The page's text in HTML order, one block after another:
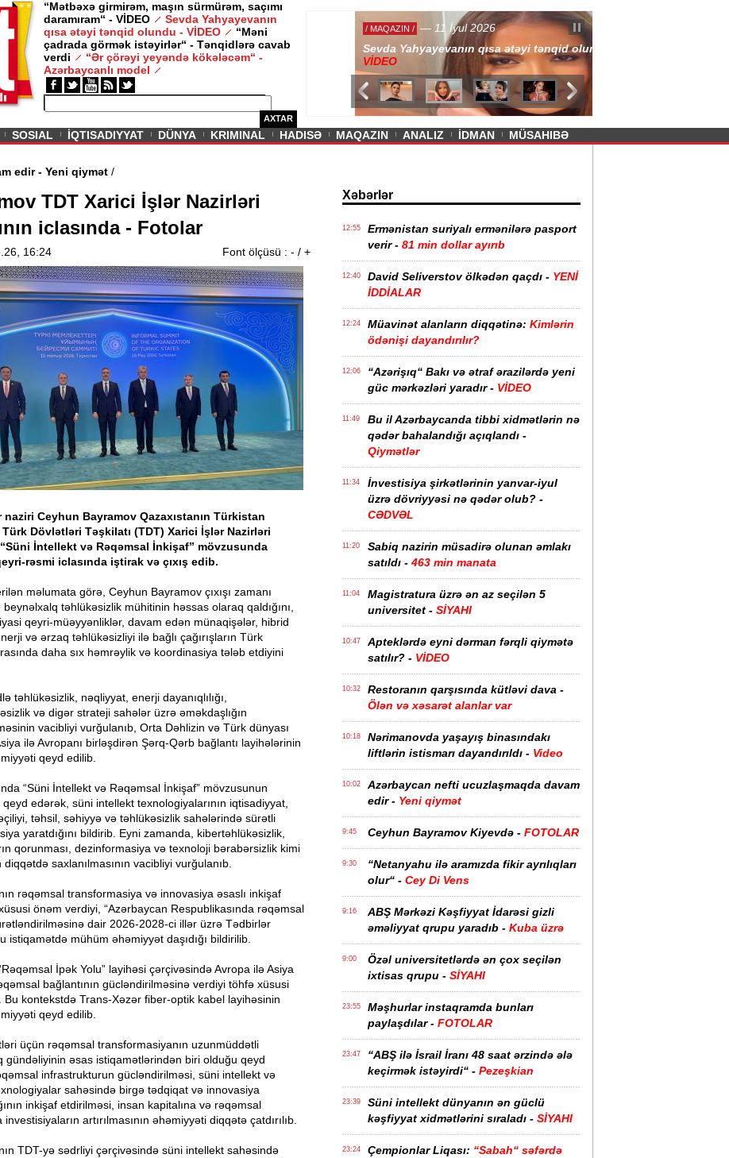
“Mətbəxə girmirəm, maşın sürmürəm, saçımı
daramıram“ - VİDEO
Sevda Yahyayevanın
qısa ətəyi tənqid olundu - VİDEO
“Məni
çadrada görmək istəyirlər“ - Tənqidlərə cavab
verdi
“Ər çörəyi yeyəndə kökələcəm“ -
Azərbaycanlı model
AXTAR
/ MAQAZIN / — 11 İyul 2026
Sevda Yahyayevanın qısa ətəyi tənqid olundu -
SOSIAL İQTISADIYYAT DÜNYA KRIMINAL HADISƏ MAQAZIN ANALIZ İDMAN MÜSAHIBƏ
davam edir - Yeni qiymət
TDT Xarici İşlər Nazirləri
iclasında - Fotolar
16:24 Font ölçüsü : - / +
naziri Ceyhun Bayramov Qazaxıstanın Türkistan
Dövlətləri Təşkilatı (TDT) Xarici İşlər Nazirləri
“Süni İntellekt və Rəqəmsal İnkişaf” mövzusunda
rəsmi iclasında iştirak və çıxış edib.
məlumata görə, Ceyhun Bayramov çıxışı zamanı
təhlükəsizlik mühitinin həssas olaraq qaldığını,
qeyri-müəyyənliklər, davam edən münaqişələr, hibrid
və ərzaq təhlükəsizliyi ilə bağlı çağırışların Türk
daha sıx həmrəylik və koordinasiya tələb etdiyini
təhlükəsizlik, nəqliyyat, enerji dayanıqlılığı,
və digər strateji sahələr üzrə əməkdaşlığın
vacibliyi vurğulanıb, Orta Dəhlizin və Türk dünyası
ilə Avropanı birləşdirən Şərq-Qərb bağlantı layihələrinin
qeyd edilib.
“Süni İntellekt və Rəqəmsal İnkişaf” mövzusunun
qeyd edərək, süni intellekt texnologiyalarının iqtisadiyyat,
təhsil, səhiyyə və təhlükəsizlik sahələrində sürətli
yaratdığını bildirib. Eyni zamanda, kibertəhlükəsizlik,
qorunması, dezinformasiya və texnoloji bərabərsizlik kimi
diqqətdə saxlanılmasının vacibliyi vurğulanıb.
rəqəmsal transformasiya və innovasiya əsaslı inkişaf
önəm verdiyi, “Azərbaycan Respublikasında rəqəmsal
dair 2026-2028-ci illər üzrə Tədbirlər
istiqamətdə mühüm əhəmiyyət daşıdığı bildirilib.
İpək Yolu” layihəsi çərçivəsində Avropa ilə Asiya
bağlantının gücləndirilməsinə verdiyi töhfə xüsusi
Bu kontekstdə Trans-Xəzər fiber-optik kabel layihəsinin
qeyd edilib.
üçün rəqəmsal transformasiyanın uzunmüddətli
gündəliyinin əsas istiqamətlərindən biri olduğu qeyd
infrastrukturun gücləndirilməsi, süni intellekt və
sahəsində birgə tədqiqat və innovasiya
inkişaf etdirilməsi, insan kapitalına və rəqəmsal
investisiyaların artırılmasının əhəmiyyəti diqqətə çatdırılıb.
TDT-yə sədrliyi çərçivəsində süni intellekt sahəsində
Xəbərlər
12:55
Ermənistan suriyalı ermənilərə pasport
verir - 81 min dollar ayırıb
12:40 David Seliverstov ölkədən qaçdı - YENİ
İDDİALAR
12:24 Müavinət alanların diqqətinə: Kimlərin
ödənişi dayandırılır?
12:06
“Azərişıq“ Bakı və ətraf ərazilərdə yeni
güc mərkəzləri yaradır - VİDEO
11:49
Bu il Azərbaycanda tibbi xidmətlərin nə
qədər bahalandığı açıqlandı -
Qiymətlər
11:34
İnvestisiya şirkətlərinin yanvar-iyul
üzrə dövriyyəsi nə qədər olub? -
CƏDVƏL
11:20
Sabiq nazirin müsadirə olunan əmlakı
satıldı - 463 min manata
11:04
Magistratura üzrə ən az seçilən 5
universitet - SİYAHI
10:47
Apteklərdə eyni dərman fərqli qiymətə
satılır? - VİDEO
10:32
Restoranın qarşısında kütləvi dava -
Ölən və xəsarət alanlar var
10:18
Nərimanovda yaşayış binasındakı
liftlərin istismarı dayandırıldı - Video
10:02
Azərbaycan nefti ucuzlaşmaqda davam
edir - Yeni qiymət
9:45 Ceyhun Bayramov Kiyevdə - FOTOLAR
9:30
“Netanyahu ilə aramızda fikir ayrılıqları
olur“ - Cey Di Vens
9:16
ABŞ Mərkəzi Kəşfiyyat İdarəsi gizli
əməliyyat qrupu yaradıb - Kuba üzrə
9:00
Özəl universitetlərdə ən çox seçilən
ixtisas qrupu - SİYAHI
23:55
Məşhurlar instaqramda bunları
paylaşdılar - FOTOLAR
23:47
“ABŞ ilə İsrail İranı 48 saat ərzində ələ
keçirmək istəyirdi“ - Pezeşkian
23:39
Süni intellekt dünyanın ən güclü
kəşfiyyat xidmətlərini sıraladı - SİYAHI
23:24 Çempionlar Liqası: “Sabah“ səfərdə